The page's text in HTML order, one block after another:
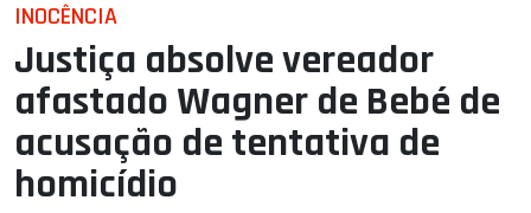
INOCÊNCIA
Justiça absolve vereador
afastado Wagner de Bebé de
acusação de tentativa de
homicídio